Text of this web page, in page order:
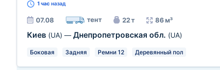
1 час назад
07.08 тент 22 т 86 м³
Киев (UA) — Днепропетровская обл. (UA)
Боковая Задняя Ремни 12 Деревянный пол